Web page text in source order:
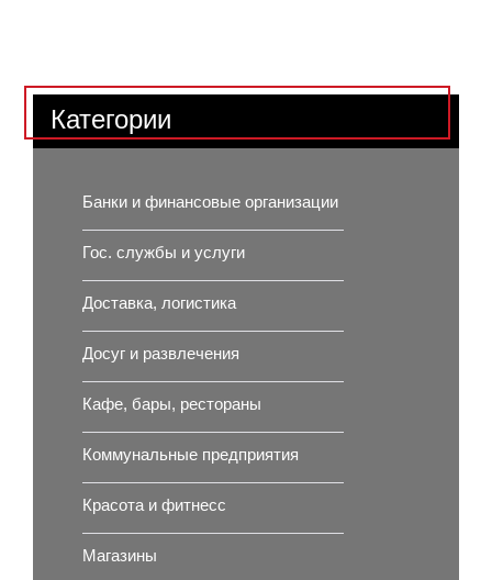
Категории
Банки и финансовые организации
Гос. службы и услуги
Доставка, логистика
Досуг и развлечения
Кафе, бары, рестораны
Коммунальные предприятия
Красота и фитнесс
Магазины